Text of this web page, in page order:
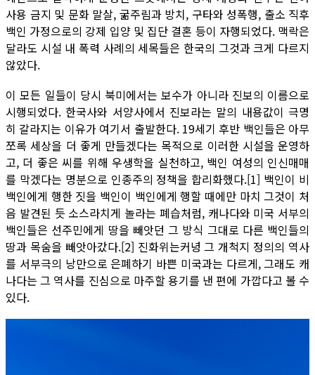
사용 금지 및 문화 말살, 굶주림과 방치, 구타와 성폭행, 출소 직후
백인 가정으로의 강제 입양 및 집단 결혼 등이 자행되었다. 맥락은
달라도 시설 내 폭력 사례의 세목들은 한국의 그것과 크게 다르지
않았다.
이 모든 일들이 당시 북미에서는 보수가 아니라 진보의 이름으로
시행되었다. 한국사와 서양사에서 진보라는 말의 내용값이 극명
히 갈라지는 이유가 여기서 출발한다. 19세기 후반 백인들은 아무
쪼록 세상을 더 좋게 만들겠다는 목적으로 이러한 시설을 운영하
고, 더 좋은 씨를 위해 우생학을 실천하고, 백인 여성의 인신매매
를 막겠다는 명분으로 인종주의 정책을 합리화했다.[1] 백인이 비
백인에게 행한 짓을 백인이 백인에게 행할 때에만 마치 그것이 처
음 발견된 듯 소스라치게 놀라는 폐습처럼, 캐나다와 미국 서부의
백인들은 선주민에게 땅을 빼앗던 그 방식 그대로 다른 백인들의
땅과 목숨을 빼앗아갔다.[2] 진화위는커녕 그 개척지 정의의 역사
를 서부극의 낭만으로 은폐하기 바쁜 미국과는 다르게, 그래도 캐
나다는 그 역사를 진심으로 마주할 용기를 낸 편에 가깝다고 볼 수
있다.